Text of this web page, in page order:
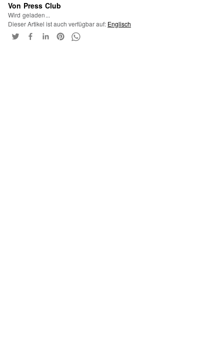
Von Press Club
Wird geladen...
Dieser Artikel ist auch verfügbar auf: Englisch